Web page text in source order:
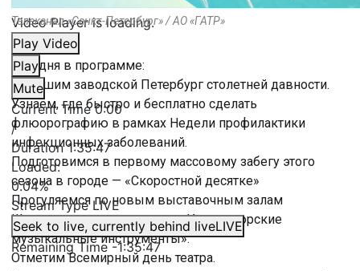
Video Player is loading.
Play Video
Play
Mute
Current Time0:00
/
Duration1:35:47
Loaded:
0.04%
Stream TypeLIVE
Seek to live, currently behind liveLIVE
Remaining Time-1:35:47
Телеканал «Санкт-Петербург» / АО «ГАТР»
Сегодня в программе:
Услышим заводской Петербург столетней давности.
Узнаем, где быстро и бесплатно сделать
флюорографию в рамках Недели профилактики
инфекционных заболеваний.
Подготовимся в первому массовому забегу этого
сезона в городе — «Скоростной десятке»
Прогуляемся по новым выставочным залам
Шереметевского дворца — «Императорские
музыкальные инструменты».
Отметим Всемирный день театра.